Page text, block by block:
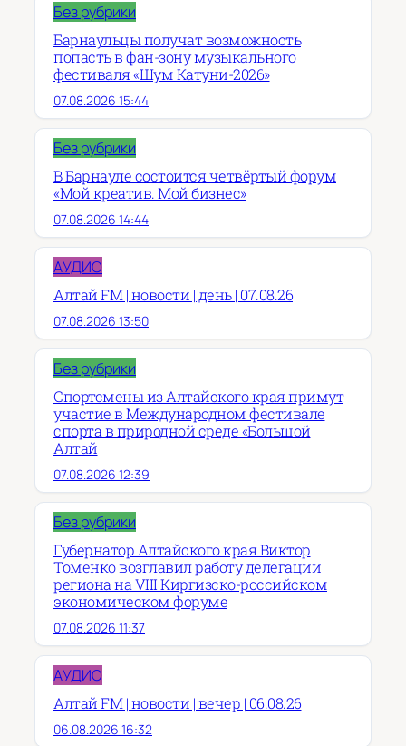
Без рубрики
Барнаульцы получат возможность
попасть в фан-зону музыкального
фестиваля «Шум Катуни-2026»
07.08.2026 15:44
Без рубрики
В Барнауле состоится четвёртый форум
«Мой креатив. Мой бизнес»
07.08.2026 14:44
АУДИО
Алтай FM | новости | день | 07.08.26
07.08.2026 13:50
Без рубрики
Спортсмены из Алтайского края примут
участие в Международном фестивале
спорта в природной среде «Большой
Алтай
07.08.2026 12:39
Без рубрики
Губернатор Алтайского края Виктор
Томенко возглавил работу делегации
региона на VIII Киргизско-российском
экономическом форуме
07.08.2026 11:37
АУДИО
Алтай FM | новости | вечер | 06.08.26
06.08.2026 16:32